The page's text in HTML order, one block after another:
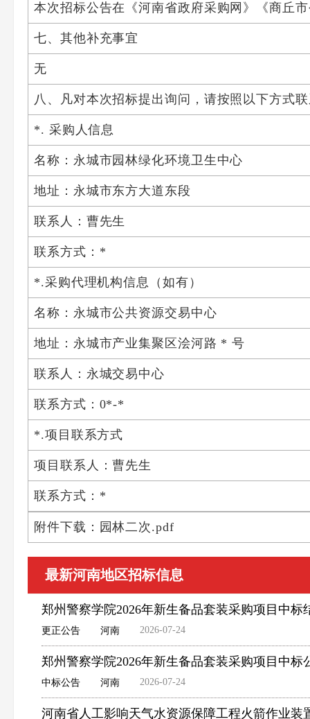
本次招标公告在《河南省政府采购网》《商丘
七、其他补充事宜
无
八、凡对本次招标提出询问，请按照以下方式
*. 采购人信息
名称：永城市园林绿化环境卫生中心
地址：永城市东方大道东段
联系人：曹先生
联系方式：*
*.采购代理机构信息（如有）
名称：永城市公共资源交易中心
地址：永城市产业集聚区浍河路 * 号
联系人：永城交易中心
联系方式：0*-*
*.项目联系方式
项目联系人：曹先生
联系方式：*
附件下载：园林二次.pdf
最新河南地区招标信息
郑州警察学院2026年新生备品套装采购项目中标
更正公告 河南 2026-07-24
郑州警察学院2026年新生备品套装采购项目中标
中标公告 河南 2026-07-24
河南省人工影响天气水资源保障工程火箭作业装